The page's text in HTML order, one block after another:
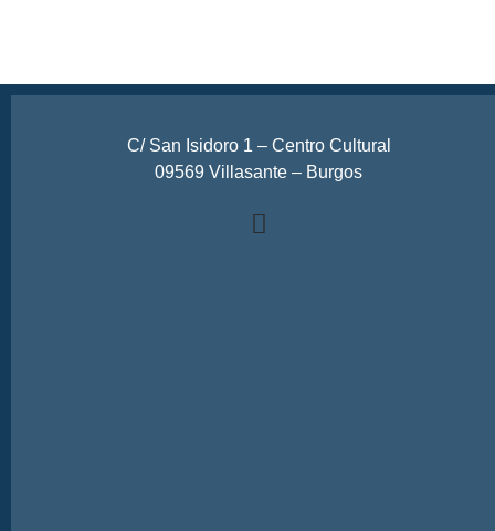
C/ San Isidoro 1 – Centro Cultural
09569 Villasante – Burgos